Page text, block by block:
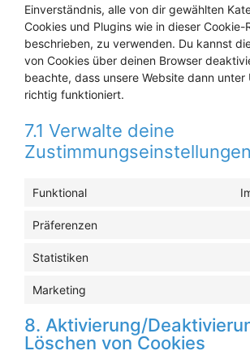
Einverständnis, alle von dir gewählten
Cookies und Plugins wie in dieser Cookie-
beschrieben, zu verwenden. Du kannst
von Cookies über deinen Browser
beachte, dass unsere Website dann
richtig funktioniert.
7.1 Verwalte deine
Zustimmungseinstellungen
Funktional
Präferenzen
Statistiken
Marketing
8. Aktivierung/
Löschen von Cookies